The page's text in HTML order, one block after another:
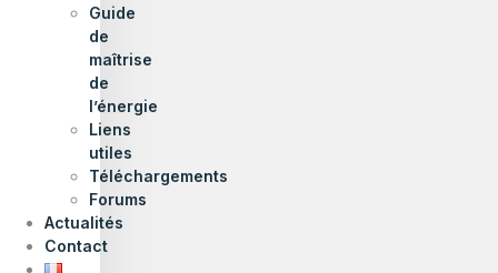
Guide
de
maîtrise
de
l’énergie
Liens
utiles
Téléchargements
Forums
Actualités
Contact